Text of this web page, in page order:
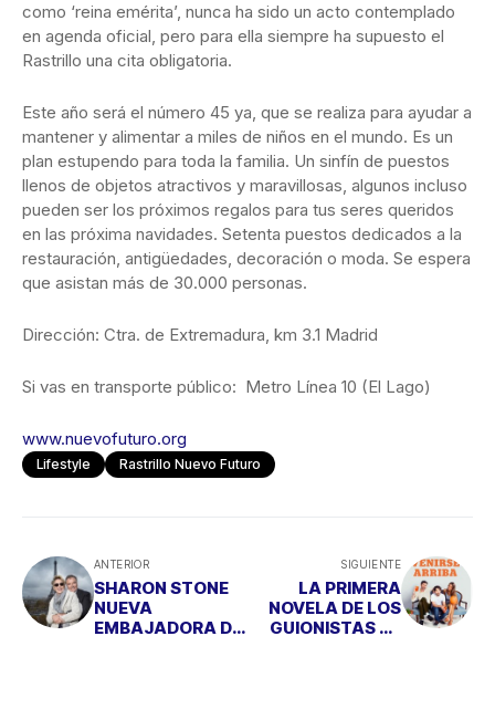
como ‘reina emérita’, nunca ha sido un acto contemplado
en agenda oficial, pero para ella siempre ha supuesto el
Rastrillo una cita obligatoria.
Este año será el número 45 ya, que se realiza para ayudar a
mantener y alimentar a miles de niños en el mundo. Es un
plan estupendo para toda la familia. Un sinfín de puestos
llenos de objetos atractivos y maravillosas, algunos incluso
pueden ser los próximos regalos para tus seres queridos
en las próxima navidades. Setenta puestos dedicados a la
restauración, antigüedades, decoración o moda. Se espera
que asistan más de 30.000 personas.
Dirección: Ctra. de Extremadura, km 3.1 Madrid
Si vas en transporte público: Metro Línea 10 (El Lago)
www.nuevofuturo.org
Lifestyle Rastrillo Nuevo Futuro
ANTERIOR
SHARON STONE
NUEVA
EMBAJADORA DE
SIGUIENTE
LA PRIMERA
NOVELA DE LOS
GUIONISTAS DE